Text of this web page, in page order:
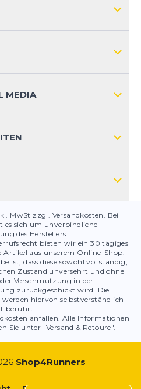
MEDIA
MwSt zzgl. Versandkosten. Bei
es sich um unverbindliche
des Herstellers.
bieten wir ein 30 tägiges
aus unserem Online-Shop.
ist, dass diese sowohl vollständig,
Zustand unversehrt und ohne
Verschmutzung in der
zurückgeschickt wird. Die
hiervon selbstverständlich
berührt.
anfallen. Alle Informationen
Sie unter "Versand & Retoure".
Shop4Runners